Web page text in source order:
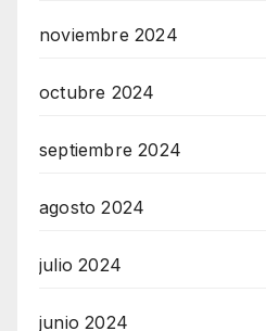
noviembre 2024
octubre 2024
septiembre 2024
agosto 2024
julio 2024
junio 2024